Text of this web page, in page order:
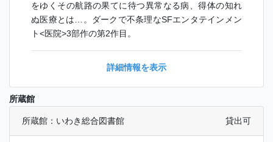
をゆくその航路の果てに待つ異常なる病、得体の知れ
ぬ医療とは…。ダークで不条理なSFエンタテインメン
ト<医院>3部作の第2作目。
詳細情報を表示
所蔵館
所蔵館：いわき総合図書館 貸出可